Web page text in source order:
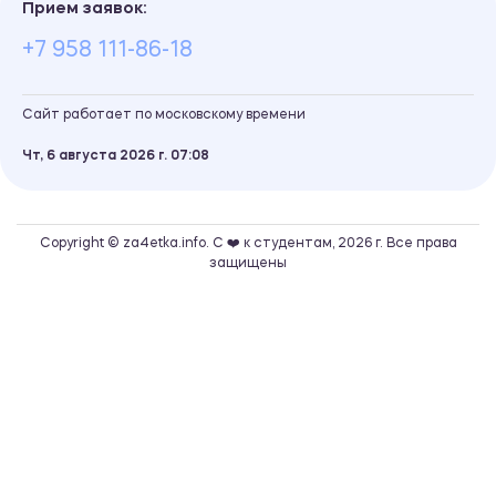
Прием заявок:
+7 958 111-86-18
Сайт работает по московскому времени
Чт, 6 августа 2026 г. 07 08
Copyright © za4etka.info. С ❤️ к студентам, 2026 г. Все права
защищены